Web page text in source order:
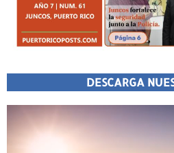
DESCARGA